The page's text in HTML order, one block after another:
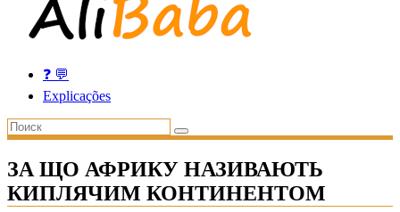
❓ 💬
Explicações
ЗА ЩО АФРИКУ НАЗИВАЮТЬ
КИПЛЯЧИМ КОНТИНЕНТОМ